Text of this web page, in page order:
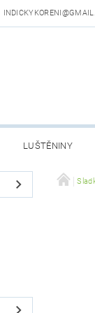
LUŠTĚNINY
OSOBNÍCH